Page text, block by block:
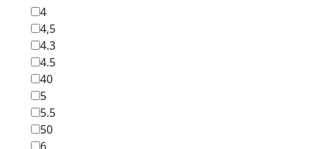
4
4,5
4.3
4.5
40
5
5.5
50